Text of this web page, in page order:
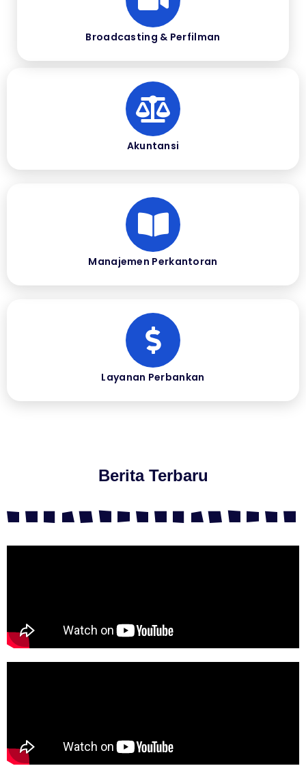
Broadcasting & Perfilman
Akuntansi
Manajemen Perkantoran
Layanan Perbankan
Berita Terbaru